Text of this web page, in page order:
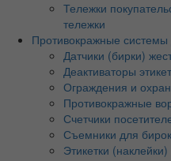
Тележки
тележки
Противокражные системы
Датчики (бирки)
Деактиваторы
Ограждения и
Противокражные
Счетчики
Съемники для бирок
Этикетки (наклейки)